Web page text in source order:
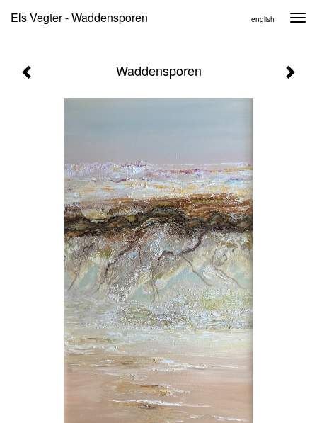
Els Vegter - Waddensporen english
Waddensporen